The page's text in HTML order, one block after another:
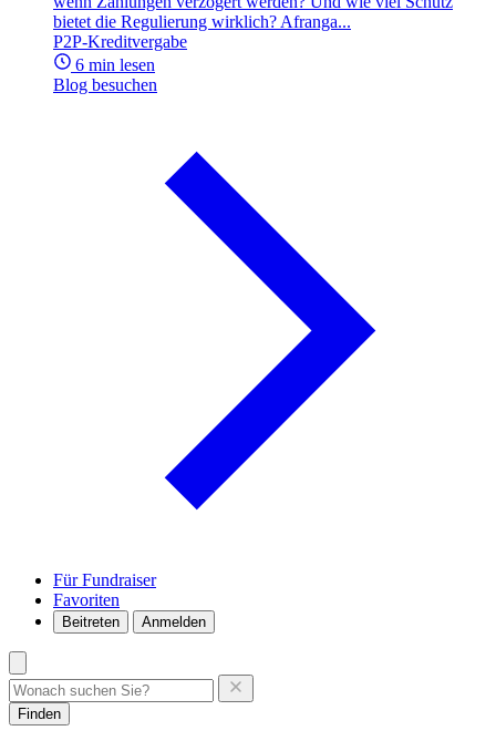
bietet die Regulierung wirklich? Afranga...
P2P-Kreditvergabe
6 min lesen
Blog besuchen
Für Fundraiser
Favoriten
Beitreten Anmelden
Finden